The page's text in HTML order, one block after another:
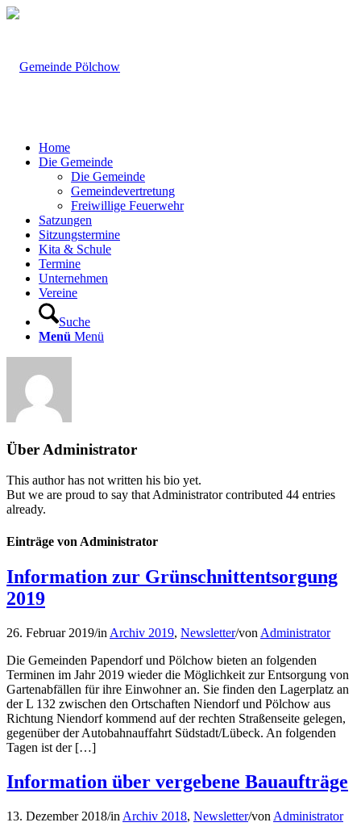
Home
Die Gemeinde
Die Gemeinde
Gemeindevertretung
Freiwillige Feuerwehr
Satzungen
Sitzungstermine
Kita & Schule
Termine
Unternehmen
Vereine
Suche
Menü Menü
Über Administrator
This author has not written his bio yet.
But we are proud to say thatAdministratorcontributed 44 entries
already.
Einträge von Administrator
Information zur Grünschnittentsorgung
2019
26. Februar 2019/in Archiv 2019, Newsletter/von Administrator
Die Gemeinden Papendorf und Pölchow bieten an folgenden
Terminen im Jahr 2019 wieder die Möglichkeit zur Entsorgung von
Gartenabfällen für ihre Einwohner an. Sie finden den Lagerplatz an
der L 132 zwischen den Ortschaften Niendorf und Pölchow aus
Richtung Niendorf kommend auf der rechten Straßenseite gelegen,
gegenüber der Autobahnauffahrt Südstadt/Lübeck. An folgenden
Tagen ist der […]
Information über vergebene Bauaufträge
13. Dezember 2018/in Archiv 2018, Newsletter/von Administrator